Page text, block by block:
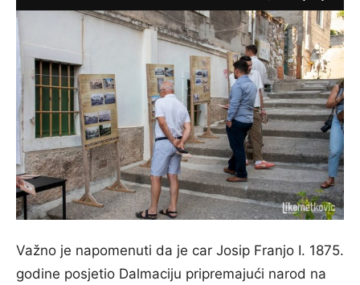
Važno je napomenuti da je car Josip Franjo I. 1875.
godine posjetio Dalmaciju pripremajući narod na